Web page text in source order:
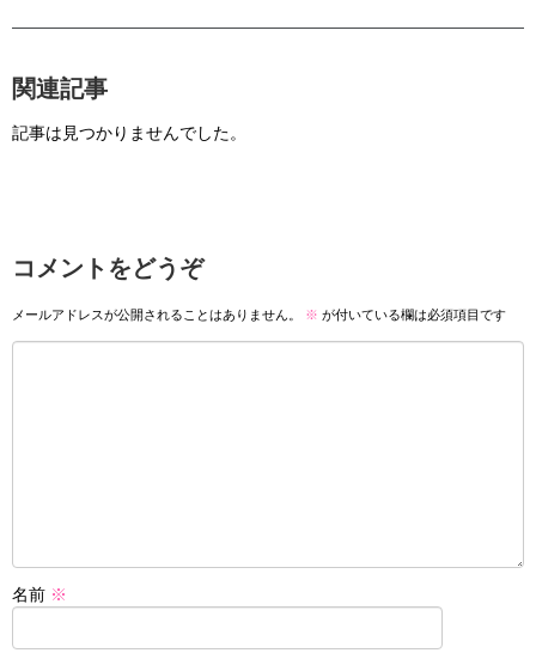
関連記事
記事は見つかりませんでした。
コメントをどうぞ
メールアドレスが公開されることはありません。 ※ が付いている欄は必須項目です
名前 ※